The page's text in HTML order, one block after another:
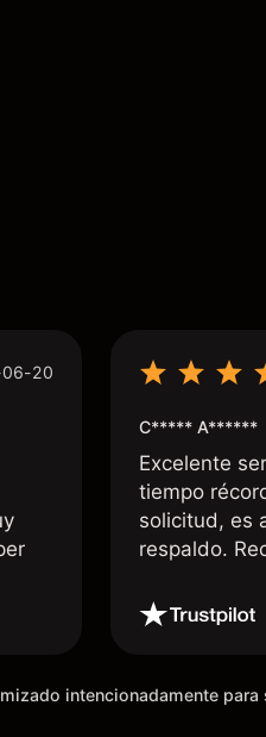
20
C***** A******
Excelente
tiempo
solicitud, es
respaldo.
intencionadamente